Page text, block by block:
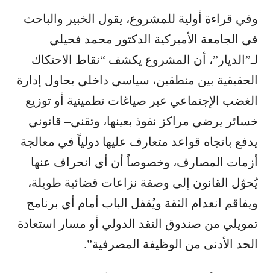
وفي قراءة أولية للمشروع، يقول الخبير والباحث
في الجامعة الأميركية الدكتور محمد فحيلي
لـ”الديار”، أن المشروع يكشف “نقاط الاحتكاك
الحقيقية بين منطقين، سياسي داخلي يحاول إدارة
الغضب الإجتماعي عبر صياغات تطمينية أو توزيع
خسائر يرضي مراكز نفوذ بعينها، وتقني– قانوني
يدفع باتجاه قواعد متعارف عليها دولياً في معالجة
أزمات المصارف، وخصوصاً أن أي انحراف عنها
يُحوّل القانون إلى وصفة نزاعات قضائية طويلة،
ويفاقم انعدام الثقة ويُقفل الباب أمام أي برنامج
تمويلي من صندوق النقد الدولي أو مسار استعادة
الحد الأدنى من الوظيفة المصرفية”.